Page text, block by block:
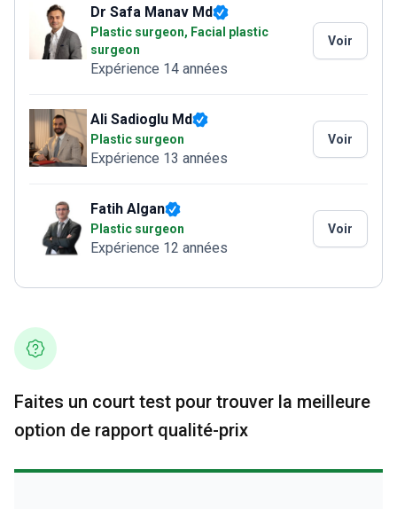
Dr Safa Manav Md
Plastic surgeon, Facial plastic
surgeon
Expérience 14 années
Voir
Ali Sadioglu Md
Plastic surgeon
Expérience 13 années
Voir
Fatih Algan
Plastic surgeon
Expérience 12 années
Voir
Faites un court test pour trouver la meilleure
option de rapport qualité-prix